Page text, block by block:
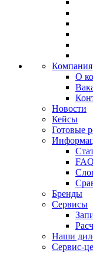
Компания
О
Новости
Кейсы
Готовые
FAQ
Бренды
Сервисы
Наши
Сервис-